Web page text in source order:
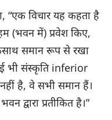
“एक विचार यह कहता है
(भवन में) प्रवेश किए,
समान रूप से रखा
भी संस्कृति inferior
है, वे सभी समान हैं।
द्वारा प्रतीकित है।”